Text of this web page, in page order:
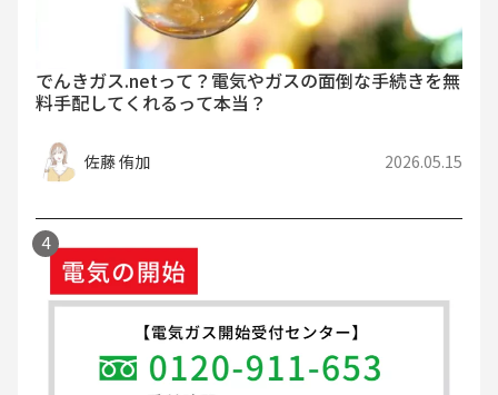
でんきガス.netって？電気やガスの面倒な手続きを無
料手配してくれるって本当？
佐藤 侑加 2026.05.15